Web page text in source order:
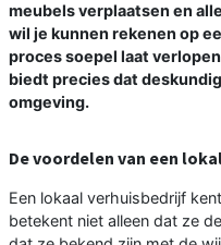
meubels verplaatsen en
wil je kunnen rekenen op
proces soepel laat
biedt precies dat
omgeving.
De voordelen van een
Een lokaal verhuisbedrijf
betekent niet alleen dat ze